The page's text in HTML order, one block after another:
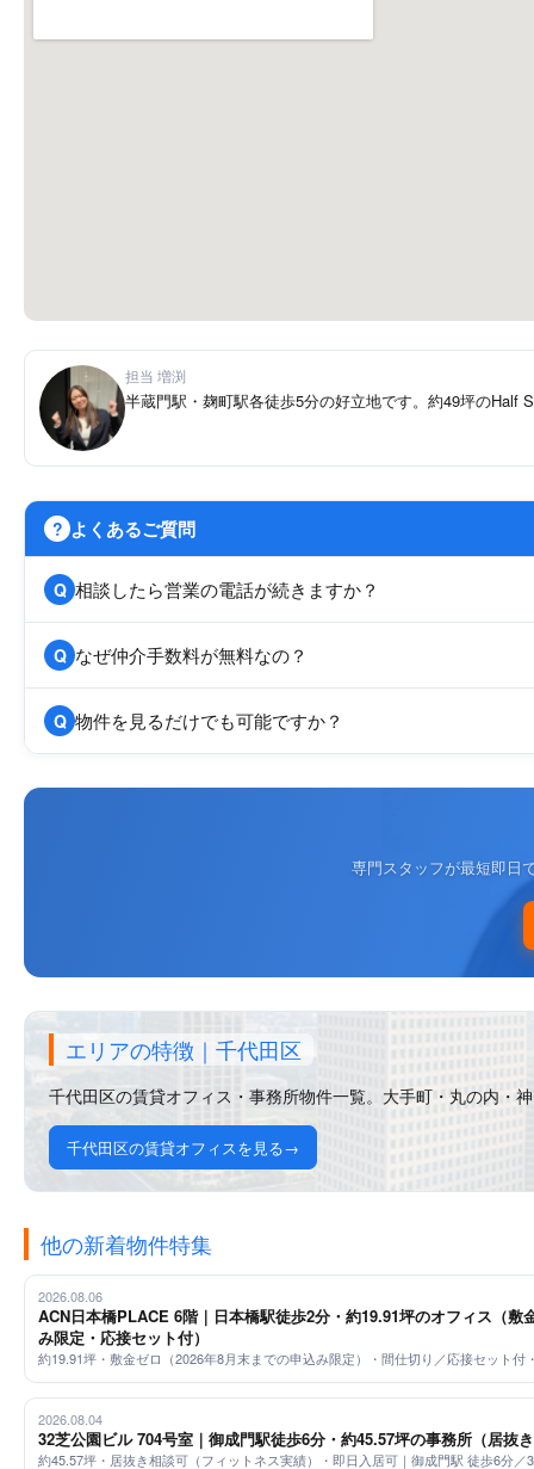
担当 増渕
半蔵門駅・麹町駅各徒歩5分の好立地です。約49坪のHalf
? よくあるご質問
Q 相談したら営業の電話が続きますか？
Q なぜ仲介手数料が無料なの？
Q 物件を見るだけでも可能ですか？
専門スタッフが最短即日
エリアの特徴｜千代田区
千代田区の賃貸オフィス・事務所物件一覧。大手町・丸の内・
千代田区の賃貸オフィスを見る
他の新着物件特集
2026.08.06
ACN日本橋PLACE 6階｜日本橋駅徒歩2分・約19.91坪のオフィス（敷
み限定・応接セット付）
約19.91坪・敷金ゼロ（2026年8月末までの申込み限定）・間仕切り／応接セット付
2026.08.04
32芝公園ビル 704号室｜御成門駅徒歩6分・約45.57坪の事務所（居抜
約45.57坪・居抜き相談可（フィットネス実績）・即日入居可｜御成門駅 徒歩6分／